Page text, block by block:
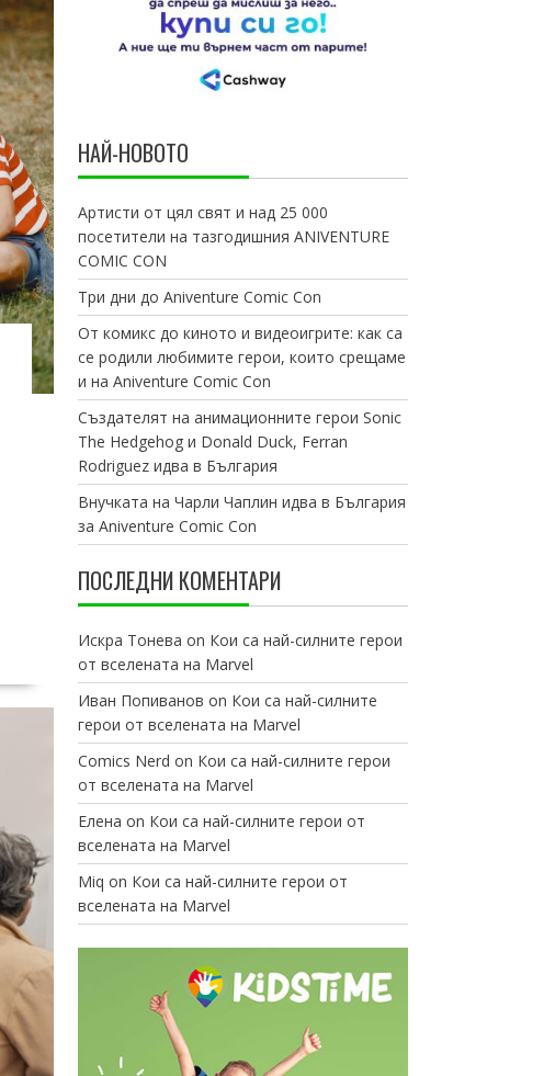
НАЙ-НОВОТО
Артисти от цял свят и над 25 000
посетители на тазгодишния ANIVENTURE
COMIC CON
Три дни до Aniventure Comic Con
От комикс до киното и видеоигрите: как са
се родили любимите герои, които срещаме
и на Aniventure Comic Con
Създателят на анимационните герои Sonic
The Hedgehog и Donald Duck, Ferran
Rodriguez идва в България
Внучката на Чарли Чаплин идва в България
за Aniventure Comic Con
ПОСЛЕДНИ КОМЕНТАРИ
Искра Тонева on Кои са най-силните герои
от вселената на Marvel
Иван Попиванов on Кои са най-силните
герои от вселената на Marvel
Comics Nerd on Кои са най-силните герои
от вселената на Marvel
Елена on Кои са най-силните герои от
вселената на Marvel
Miq on Кои са най-силните герои от
вселената на Marvel